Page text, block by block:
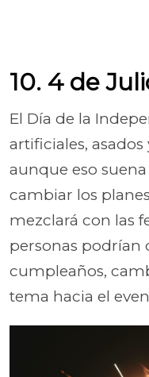
10. 4 de
El Día de la
artificiales, asados
aunque eso
cambiar los
mezclará con las
personas podrían
cumpleaños,
tema hacia el